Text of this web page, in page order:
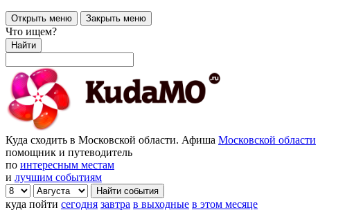
Открыть меню Закрыть меню
Что ищем?
Найти
Куда сходить в Московской области. Афиша Московской области
помощник и путеводитель
по интересным местам
и лучшим событиям
куда пойти сегодня завтра в выходные в этом месяце